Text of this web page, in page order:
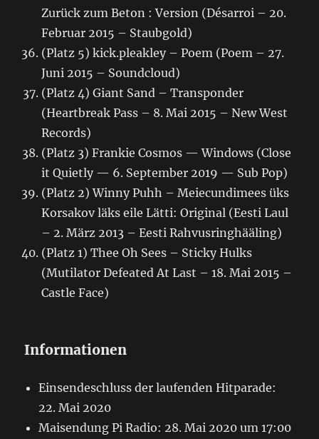
Zurück zum Beton : Version (Désarroi – 20.
Februar 2015 – Staubgold)
(Platz 5) kick.pleakley – Poem (Poem – 27.
Juni 2015 – Soundcloud)
(Platz 4) Giant Sand – Transponder
(Heartbreak Pass – 8. Mai 2015 – New West
Records)
(Platz 3) Frankie Cosmos — Windows (Close
it Quietly — 6. September 2019 — Sub Pop)
(Platz 2) Winny Puhh – Meiecundimees üks
Korsakov läks eile Lätti: Original (Eesti Laul
– 2. März 2013 – Eesti Rahvusringhääling)
(Platz 1) Thee Oh Sees – Sticky Hulks
(Mutilator Defeated At Last – 18. Mai 2015 –
Castle Face)
Informationen
Einsendeschluss der laufenden Hitparade:
22. Mai 2020
Maisendung Pi Radio: 28. Mai 2020 um 17:00